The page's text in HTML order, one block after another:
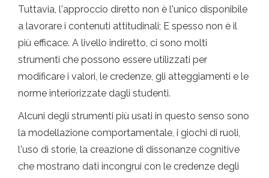
Tuttavia, l'approccio diretto non è l'unico disponibile
a lavorare i contenuti attitudinali; E spesso non è il
più efficace. A livello indiretto, ci sono molti
strumenti che possono essere utilizzati per
modificare i valori, le credenze, gli atteggiamenti e le
norme interiorizzate dagli studenti.
Alcuni degli strumenti più usati in questo senso sono
la modellazione comportamentale, i giochi di ruoli,
l'uso di storie, la creazione di dissonanze cognitive
che mostrano dati incongrui con le credenze degli